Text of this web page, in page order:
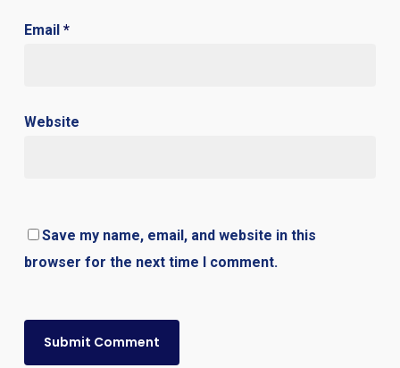
Email *
Website
Save my name, email, and website in this
browser for the next time I comment.